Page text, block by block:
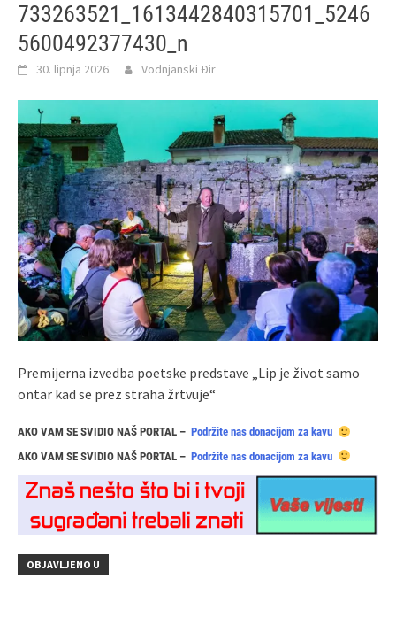
733263521_1613442840315701_5246
5600492377430_n
30. lipnja 2026. Vodnjanski Đir
Premijerna izvedba poetske predstave „Lip je život samo
ontar kad se prez straha žrtvuje“
AKO VAM SE SVIDIO NAŠ PORTAL – Podržite nas donacijom za kavu
AKO VAM SE SVIDIO NAŠ PORTAL – Podržite nas donacijom za kavu
OBJAVLJENO U